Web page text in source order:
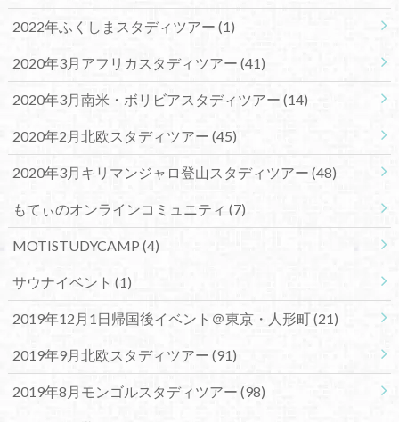
2022年ふくしまスタディツアー (1)
2020年3月アフリカスタディツアー (41)
2020年3月南米・ボリビアスタディツアー (14)
2020年2月北欧スタディツアー (45)
2020年3月キリマンジャロ登山スタディツアー (48)
もてぃのオンラインコミュニティ (7)
MOTISTUDYCAMP (4)
サウナイベント (1)
2019年12月1日帰国後イベント＠東京・人形町(21)
2019年9月北欧スタディツアー (91)
2019年8月モンゴルスタディツアー (98)